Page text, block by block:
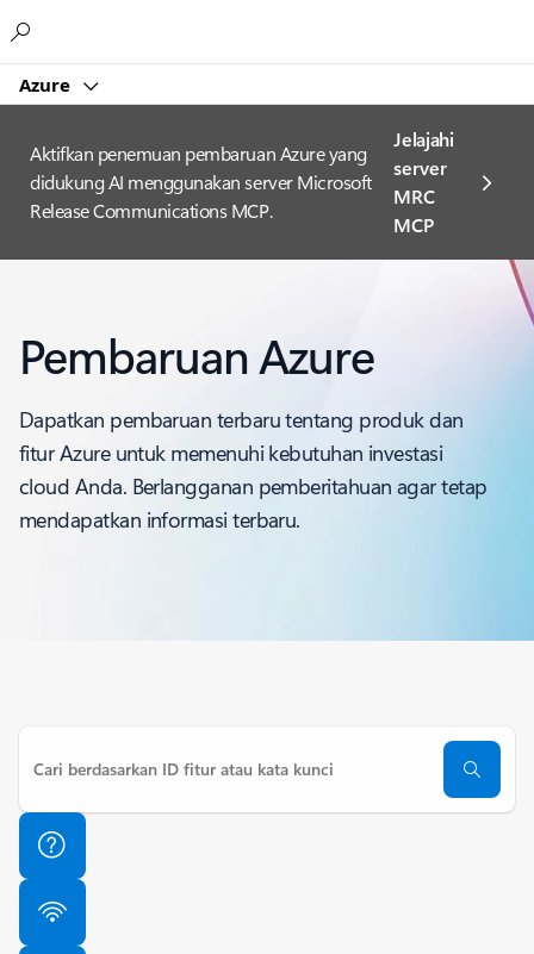
Azure
Aktifkan penemuan pembaruan Azure yang
didukung AI menggunakan server Microsoft
Release Communications MCP.
Jelajahi
server
MRC
MCP
Pembaruan Azure
Dapatkan pembaruan terbaru tentang produk dan
fitur Azure untuk memenuhi kebutuhan investasi
cloud Anda. Berlangganan pemberitahuan agar tetap
mendapatkan informasi terbaru.